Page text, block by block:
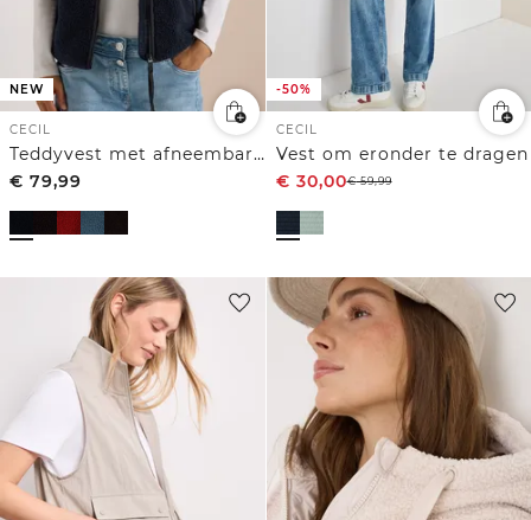
NEW
CECIL
Teddyvest met afneembare capuchon
€ 79,99
-50%
CECIL
Vest om eronder te dragen
€ 30,00€59,99